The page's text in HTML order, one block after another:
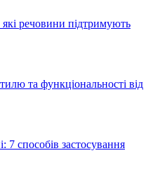
які речовини підтримують
та функціональності від
7 способів застосування